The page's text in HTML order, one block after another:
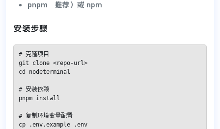
pnpm ​（推荐）或 npm
安装步骤
# 克隆项目
git clone <repo-url>
cd nodeterminal
# 安装依赖
pnpm install
# 复制环境变量配置
cp .env.example .env